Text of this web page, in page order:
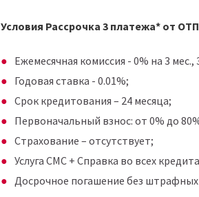
Условия Рассрочка 3 платежа* от
Ежемесячная комиссия - 0% на 3 мес.,
Годовая ставка - 0.01%;
Срок кредитования – 24 месяца;
Первоначальный взнос: от 0% до
Страхование – отсутствует;
Услуга СМС + Справка во всех
Досрочное погашение без